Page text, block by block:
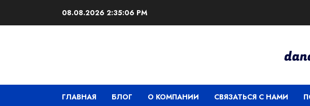
08.08.2026 2:35:07 PM
ГЛАВНАЯ БЛОГ О КОМПАНИИ СВЯЗАТЬСЯ С НАМИ